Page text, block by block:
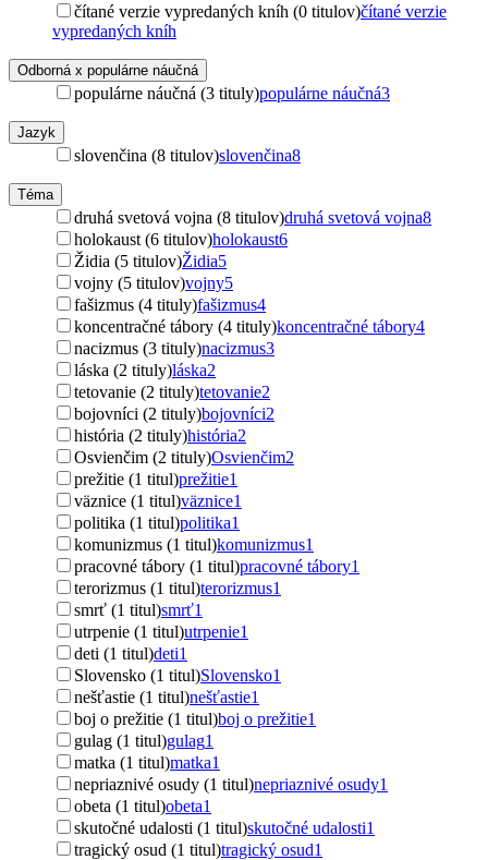
čítané verzie vypredaných kníh (0 titulov)čítané verzie
vypredaných kníh
Odborná x populárne náučná
populárne náučná (3 tituly)populárne náučná3
Jazyk
slovenčina (8 titulov)slovenčina8
Téma
druhá svetová vojna (8 titulov)druhá svetová vojna8
holokaust (6 titulov)holokaust6
Židia (5 titulov)Židia5
vojny (5 titulov)vojny5
fašizmus (4 tituly)fašizmus4
koncentračné tábory (4 tituly)koncentračné tábory4
nacizmus (3 tituly)nacizmus3
láska (2 tituly)láska2
tetovanie (2 tituly)tetovanie2
bojovníci (2 tituly)bojovníci2
história (2 tituly)história2
Osvienčim (2 tituly)Osvienčim2
prežitie (1 titul)prežitie1
väznice (1 titul)väznice1
politika (1 titul)politika1
komunizmus (1 titul)komunizmus1
pracovné tábory (1 titul)pracovné tábory1
terorizmus (1 titul)terorizmus1
smrť (1 titul)smrť1
utrpenie (1 titul)utrpenie1
deti (1 titul)deti1
Slovensko (1 titul)Slovensko1
nešťastie (1 titul)nešťastie1
boj o prežitie (1 titul)boj o prežitie1
gulag (1 titul)gulag1
matka (1 titul)matka1
nepriaznivé osudy (1 titul)nepriaznivé osudy1
obeta (1 titul)obeta1
skutočné udalosti (1 titul)skutočné udalosti1
tragický osud (1 titul)tragický osud1